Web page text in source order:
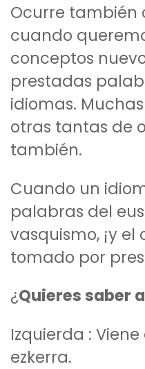
Ocurre también
cuando
conceptos
prestadas
idiomas.
otras tantas de
también.
Cuando un
palabras del
vasquismo, ¡y
tomado por
¿Quieres saber
Izquierda :
ezkerra.